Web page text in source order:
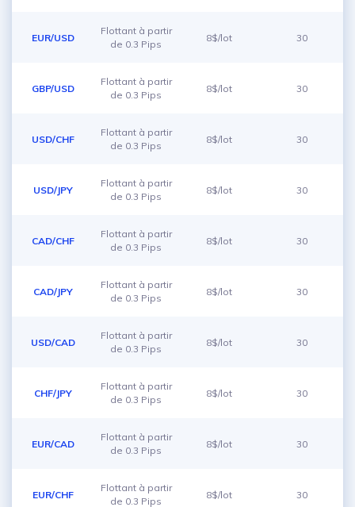
EUR/USD
Flottant à partir
de 0.3 Pips
8$/lot 30
GBP/USD
Flottant à partir
de 0.3 Pips
8$/lot 30
USD/CHF
Flottant à partir
de 0.3 Pips
8$/lot 30
USD/JPY
Flottant à partir
de 0.3 Pips
8$/lot 30
CAD/CHF
Flottant à partir
de 0.3 Pips
8$/lot 30
CAD/JPY
Flottant à partir
de 0.3 Pips
8$/lot 30
USD/CAD
Flottant à partir
de 0.3 Pips
8$/lot 30
CHF/JPY
Flottant à partir
de 0.3 Pips
8$/lot 30
EUR/CAD
Flottant à partir
de 0.3 Pips
8$/lot 30
EUR/CHF
Flottant à partir
de 0.3 Pips
8$/lot 30